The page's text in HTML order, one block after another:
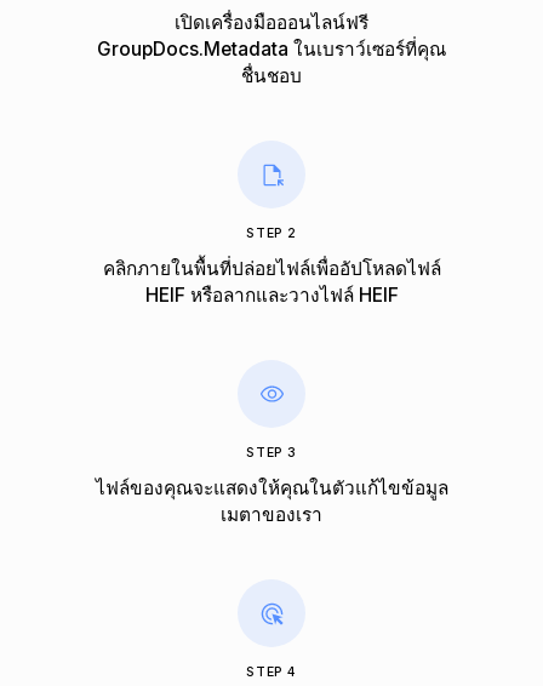
เปิดเครื่องมือออนไลน์ฟรี
GroupDocs.Metadata ในเบราว์เซอร์ที่คุณ
ชื่นชอบ
STEP 2
คลิกภายในพื้นที่ปล่อยไฟล์เพื่ออัปโหลดไฟล์
HEIF หรือลากและวางไฟล์ HEIF
STEP 3
ไฟล์ของคุณจะแสดงให้คุณในตัวแก้ไขข้อมูล
เมตาของเรา
STEP 4